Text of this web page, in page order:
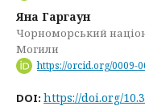
Яна Гаргаун
Чорноморський
Могили
https://orcid.org/0009-
DOI: https://doi.org/